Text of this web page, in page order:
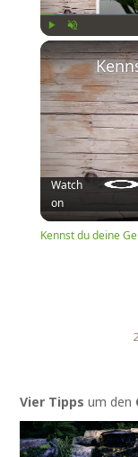
Watch
on
Kennst du deine
Vier Tipps um den